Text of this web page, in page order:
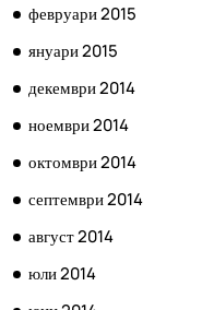
февруари 2015
януари 2015
декември 2014
ноември 2014
октомври 2014
септември 2014
август 2014
юли 2014